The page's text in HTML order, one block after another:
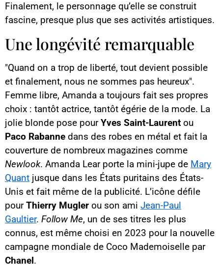
Finalement, le personnage qu’elle se construit
fascine, presque plus que ses activités artistiques.
Une longévité remarquable
"Quand on a trop de liberté, tout devient possible
et finalement, nous ne sommes pas heureux".
Femme libre, Amanda a toujours fait ses propres
choix : tantôt actrice, tantôt égérie de la mode. La
jolie blonde pose pourYves Saint-Laurent ou
Paco Rabanne dans des robes en métal et fait la
couverture de nombreux magazines comme
Newlook. Amanda Lear porte la mini-jupe de Mary
Quant jusque dans les États puritains des États-
Unis et fait même de la publicité. L’icône défile
pourThierry Mugler ou son ami Jean-Paul
Gaultier. Follow Me, un de ses titres les plus
connus, est même choisi en 2023 pour la nouvelle
campagne mondiale de Coco Mademoiselle par
Chanel.